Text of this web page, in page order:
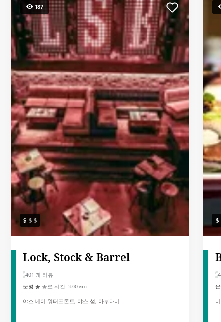
187
Lock, Stock & Barrel
401 개 리뷰
운영 중종료 시간 3:00 am
야스 베이 워터프론트, 야스 섬, 아부다비